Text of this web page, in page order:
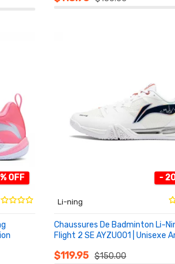
OFF -
Li-ning
Chaussures De Badminton Li-
Flight 2 SE AYZU001 | Unisexe
$119.95 $150.00